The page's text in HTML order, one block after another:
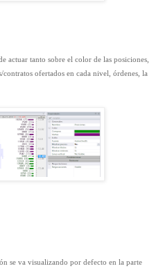
actuar tanto sobre el color de las posiciones,
ofertados en cada nivel, órdenes, la
se va visualizando por defecto en la parte